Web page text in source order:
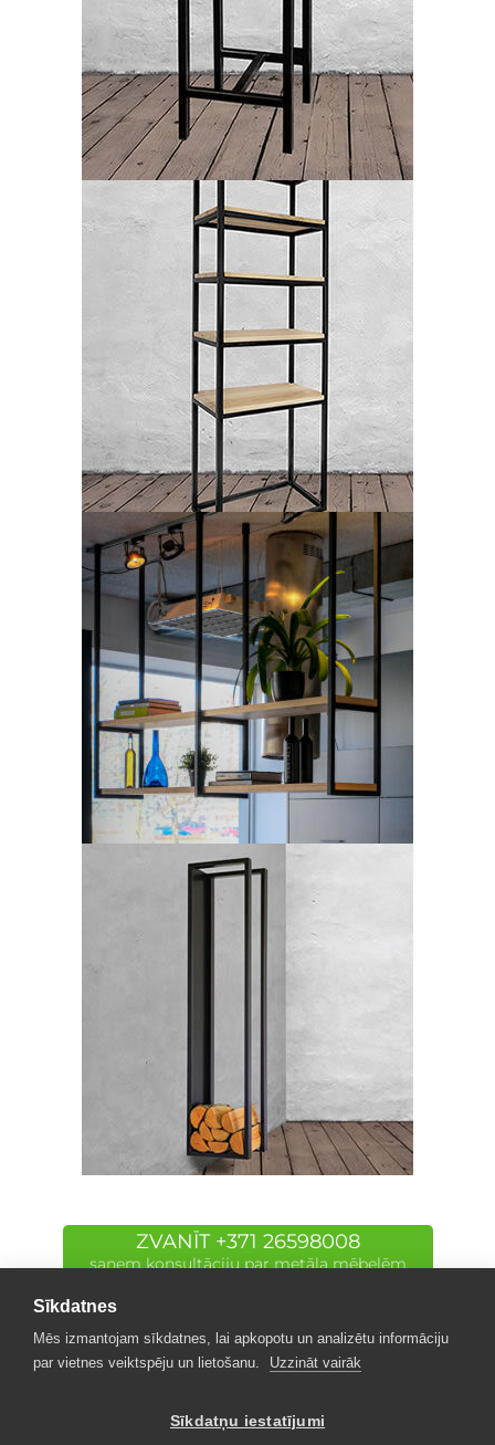
ZVANĪT +371 26598008
saņem konsultāciju par metāla mēbelēm
Sīkdatnes
Mēs izmantojam sīkdatnes, lai apkopotu un analizētu informāciju
par vietnes veiktspēju un lietošanu.
Uzzināt vairāk
Sīkdatņu iestatījumi